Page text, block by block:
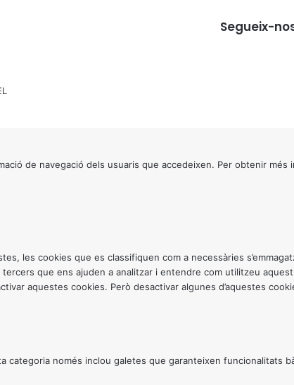
Segueix-
de navegació dels usuaris que accedeixen. Per obtenir més
les cookies que es classifiquen com a necessàries
que ens ajuden a analitzar i entendre com utilitzeu
aquestes cookies. Però desactivar algunes d’aquestes
només inclou galetes que garanteixen funcionalitats